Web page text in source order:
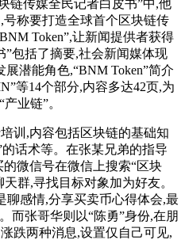
链传媒全民记者白皮书”中,他
称要打造全球首个区块链传
Token”,让新闻提供者获得
”包括了摘要,社会新闻媒体现
潜能角色,“BNM Token”简介
等14个部分,内容多达42页,为
业链”。
训,内容包括区块链的基础知
话术等。在张某兄弟的指导
微信号在微信上搜索“区块
群,寻找目标对象加为好友。
聊感情,分享买卖币心得体会,最
而张哥华则以“陈勇”身份,在朋
跌两种消息,设置仅自己可见,